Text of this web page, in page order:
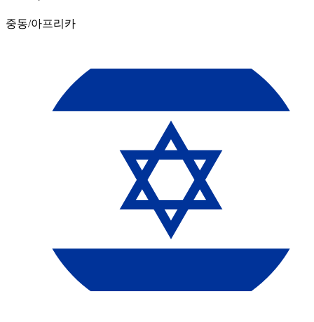
중동/아프리카​​